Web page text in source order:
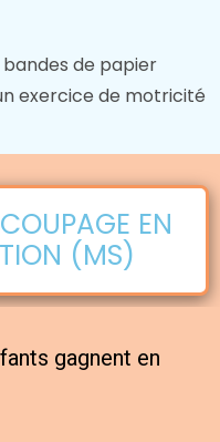
EN
(MS)
gagnent en